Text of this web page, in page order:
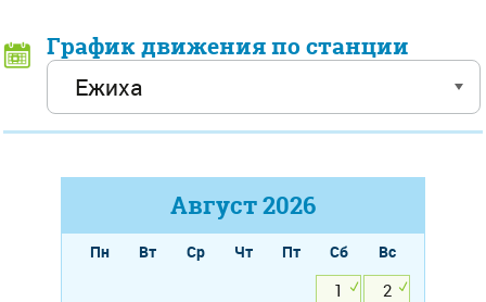
График движения по станции
Август2026
Пн Вт Ср Чт Пт Сб
Вс
1
2